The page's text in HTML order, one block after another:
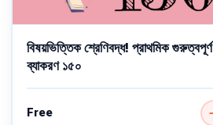
বিষয়ভিত্তিক শ্রেণিবদ্ধ! প্রাথমিক গুরুত্বপূর্ণ
ব্যাকরণ ১৫০
Free